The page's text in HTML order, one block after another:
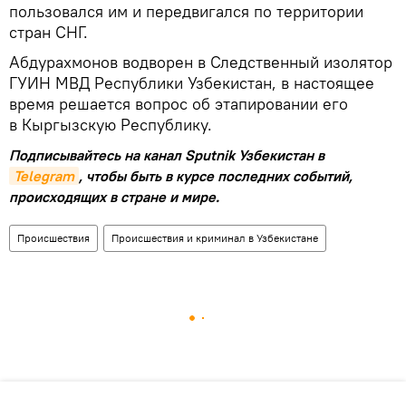
пользовался им и передвигался по территории
стран СНГ.
Абдурахмонов водворен в Следственный изолятор
ГУИН МВД Республики Узбекистан, в настоящее
время решается вопрос об этапировании его
в Кыргызскую Республику.
Подписывайтесь на канал Sputnik Узбекистан в
Telegram , чтобы быть в курсе последних событий,
происходящих в стране и мире.
Происшествия Происшествия и криминал в Узбекистане